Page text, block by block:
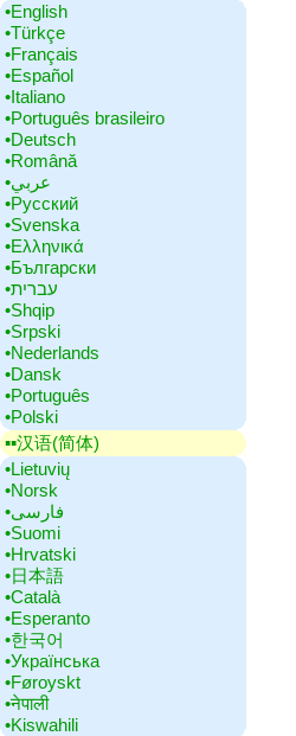
•‎English
•‎Türkçe
•‎Français
•‎Español
•‎Italiano
•‎Português brasileiro
•‎Deutsch
•‎Română
•‎عربي
•‎Русский
•‎Svenska
•‎Ελληνικά
•‎Български
•‎עברית
•‎Shqip
•‎Srpski
•‎Nederlands
•‎Dansk
•‎Português
•‎Polski
▪▪‎汉语(简体)
•‎Lietuvių
•‎Norsk
•‎فارسی
•‎Suomi
•‎Hrvatski
•‎日本語
•‎Català
•‎Esperanto
•‎한국어
•‎Українська
•‎Føroyskt
•‎नेपाली
•‎Kiswahili